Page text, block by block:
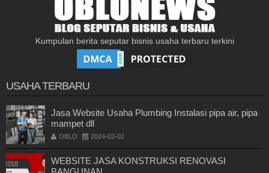
Kumpulan berita seputar bisnis usaha terbaru terkini
USAHA TERBARU
Jasa Website Usaha Plumbing Instalasi pipa air, pipa
mampet dll
OBLO 2024-02-02
WEBSITE JASA KONSTRUKSI RENOVASI